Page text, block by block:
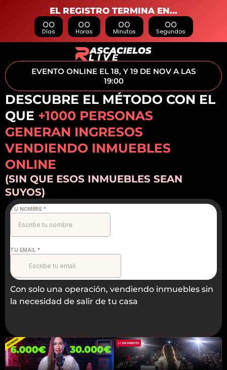
EL REGISTRO TERMINA EN...
00
Días
00
Horas
00
Minutos
00
Segundos
EVENTO ONLINE EL 18, Y 19 DE NOV A LAS
19:00
DESCUBRE EL MÉTODO CON EL
QUE +1000 PERSONAS
GENERAN INGRESOS
VENDIENDO INMUEBLES
ONLINE
(SIN QUE ESOS INMUEBLES SEAN
SUYOS)
Con solo una operación, vendiendo inmuebles sin
la necesidad de salir de tu casa